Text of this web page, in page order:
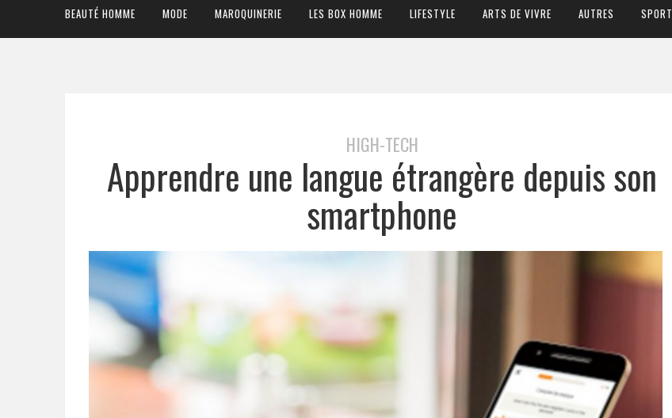
BEAUTÉ HOMME MODE MAROQUINERIE LES BOX HOMME LIFESTYLE ARTS DE VIVRE AUTRES SPORT
HIGH-TECH
Apprendre une langue étrangère depuis son
smartphone